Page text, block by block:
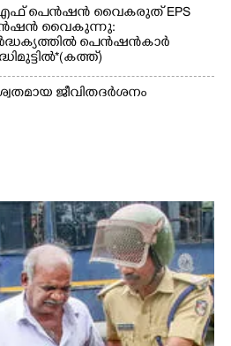
പെൻഷൻ വൈകരുത് EPS
വൈകുന്നു:
പെൻഷൻകാർ
ജീവിതദർശനം